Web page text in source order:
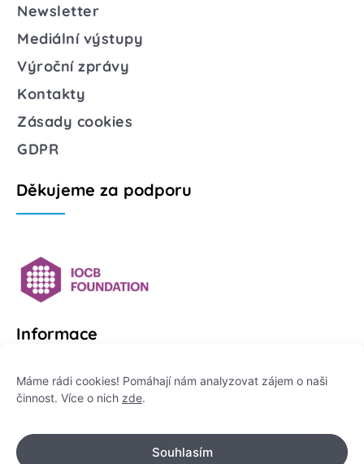
Máme rádi cookies! Pomáhají nám analyzovat zájem o naši
činnost. Více o nich zde.
Souhlasím
Newsletter
Mediální výstupy
Výroční zprávy
Kontakty
Zásady cookies
GDPR
Děkujeme za podporu
Informace
Platformu Zeptej se vědce provozuje:
IČO: 178 47 389
Flemingovo náměstí 542/2,